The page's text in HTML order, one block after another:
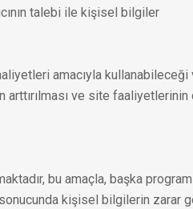
talebi ile kişisel bilgiler
amacıyla kullanabileceği
ve site faaliyetlerinin
bu amaçla, başka
kişisel bilgilerin zarar